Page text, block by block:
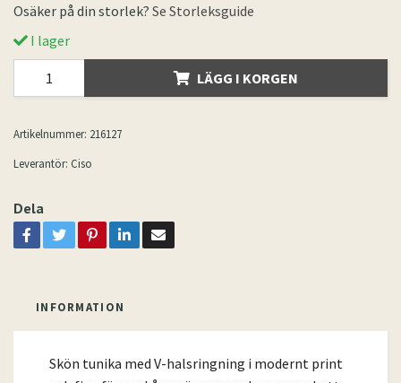
Osäker på din storlek? Se Storleksguide
I lager
LÄGG I KORGEN
Artikelnummer: 216127
Leverantör: Ciso
Dela
INFORMATION
Skön tunika med V-halsringning i modernt print